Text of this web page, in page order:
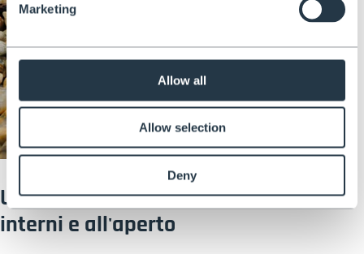
Marketing
Allow all
Allow selection
Deny
Una scala regolabile per lavori in
interni e all'aperto